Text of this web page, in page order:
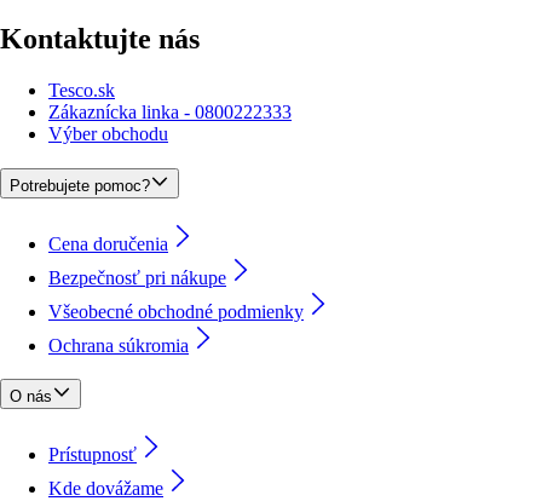
Kontaktujte nás
Tesco.sk
Zákaznícka linka - 0800222333
Výber obchodu
Potrebujete pomoc?
Cena doručenia
Bezpečnosť pri nákupe
Všeobecné obchodné podmienky
Ochrana súkromia
O nás
Prístupnosť
Kde dovážame